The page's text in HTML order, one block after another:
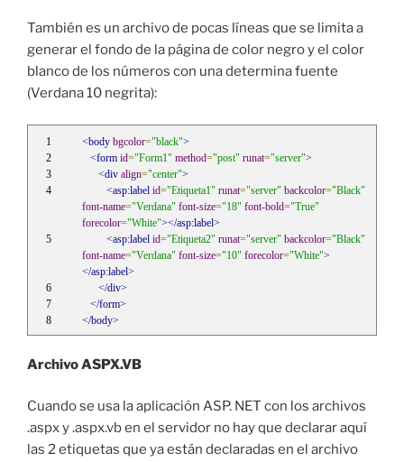
También es un archivo de pocas líneas que se limita a
generar el fondo de la página de color negro y el color
blanco de los números con una determina fuente
(Verdana 10 negrita):
<body bgcolor="black">
<form id="Form1" method="post" runat="server">
<div align="center">
<asp:label id="Etiqueta1" runat="server" backcolor="Black"
font-name="Verdana" font-size="18" font-bold="True"
forecolor="White"></asp:label>
<asp:label id="Etiqueta2" runat="server" backcolor="Black"
font-name="Verdana" font-size="10" forecolor="White">
</asp:label>
</div>
</form>
</body>
Archivo ASPX.VB
Cuando se usa la aplicación ASP. NET con los archivos
.aspx y .aspx.vb en el servidor no hay que declarar aquí
las 2 etiquetas que ya están declaradas en el archivo